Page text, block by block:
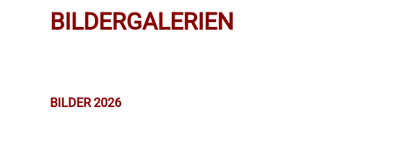
BILDERGALERIEN
BILDER 2026